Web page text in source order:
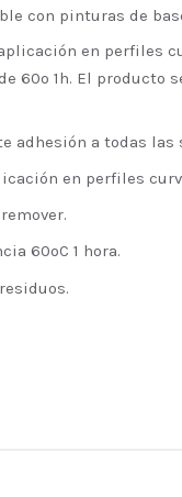
con pinturas de
en perfiles
60º 1h. El producto
adhesión a todas las
en perfiles
60ºC 1 hora.